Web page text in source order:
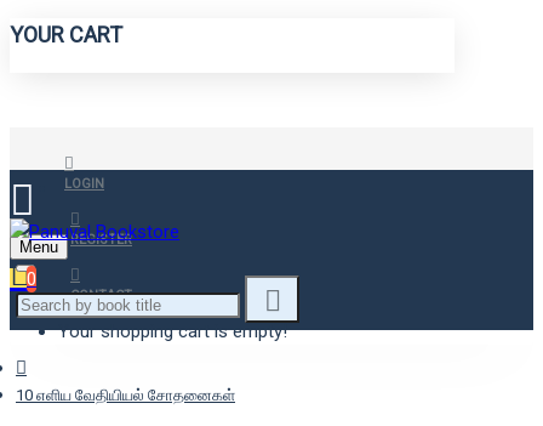
YOUR CART
LOGIN
REGISTER
CONTACT
Menu
0
Your shopping cart is empty!
10 எளிய வேதியியல் சோதனைகள்